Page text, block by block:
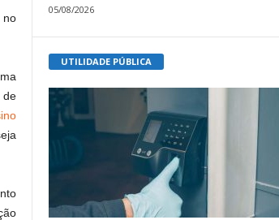
no
de
05/08/2026
UTILIDADE PÚBLICA